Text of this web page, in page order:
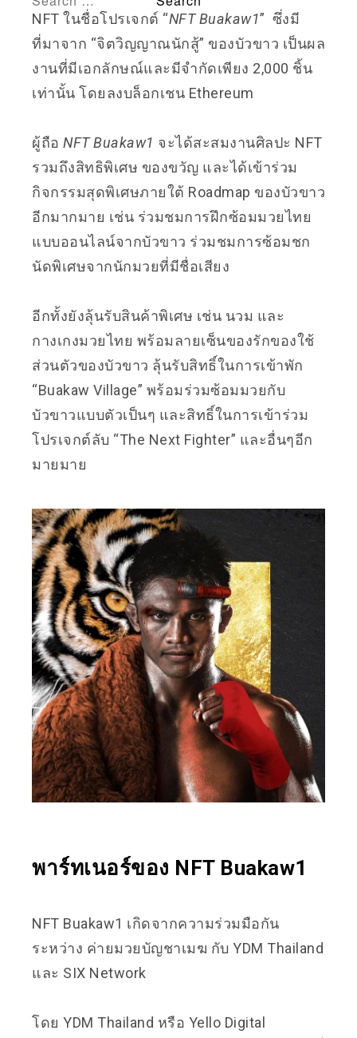
NFT ในชื่อโปรเจกต์ “NFT Buakaw1” ซึ่งมี
ที่มาจาก “จิตวิญญาณนักสู้” ของบัวขาว เป็นผล
งานที่มีเอกลักษณ์และมีจำกัดเพียง 2,000 ชิ้น
เท่านั้น โดยลงบล็อกเชน Ethereum
ผู้ถือ NFT Buakaw1 จะได้สะสมงานศิลปะ NFT
รวมถึงสิทธิพิเศษ ของขวัญ และได้เข้าร่วม
กิจกรรมสุดพิเศษภายใต้ Roadmap ของบัวขาว
อีกมากมาย เช่น ร่วมชมการฝึกซ้อมมวยไทย
แบบออนไลน์จากบัวขาว ร่วมชมการซ้อมชก
นัดพิเศษจากนักมวยที่มีชื่อเสียง
อีกทั้งยังลุ้นรับสินค้าพิเศษ เช่น นวม และ
กางเกงมวยไทย พร้อมลายเซ็นของรักของใช้
ส่วนตัวของบัวขาว ลุ้นรับสิทธิ์ในการเข้าพัก
“Buakaw Village” พร้อมร่วมซ้อมมวยกับ
บัวขาวแบบตัวเป็นๆ และสิทธิ์ในการเข้าร่วม
โปรเจกต์ลับ “The Next Fighter” และอื่นๆอีก
มายมาย
พาร์ทเนอร์ของ NFT Buakaw1
NFT Buakaw1 เกิดจากความร่วมมือกัน
ระหว่าง ค่ายมวยบัญชาเมฆ กับ YDM Thailand
และ SIX Network
โดย YDM Thailand หรือ Yello Digital